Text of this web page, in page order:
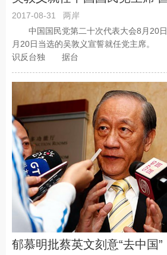
2017-08-31
两岸
中国国民党第二十次代表大会8月20日
月20日当选的吴敦义宣誓就任党主席
识反台独 据台
郁慕明批蔡英文刻意“去中国”